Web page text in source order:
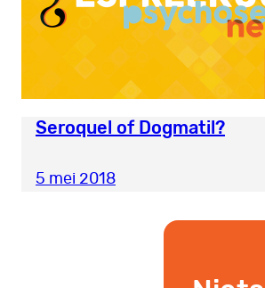
Seroquel of Dogmatil?
5 mei 2018